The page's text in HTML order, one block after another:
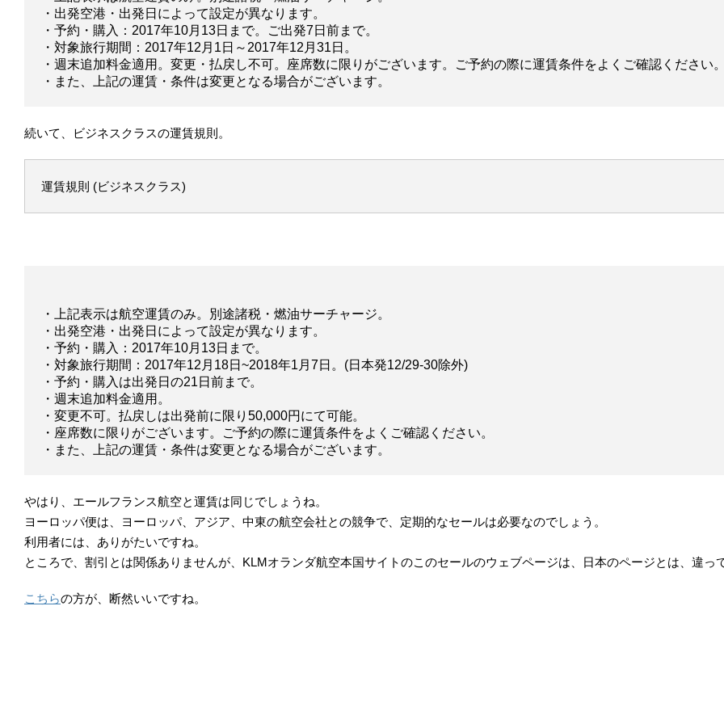
・出発空港・出発日によって設定が異なります。
・予約・購入：2017年10月13日まで。ご出発7日前まで。
・対象旅行期間：2017年12月1日～2017年12月31日。
・週末追加料金適用。変更・払戻し不可。座席数に限りがございます。ご予約の際に運賃条件をよくご確認ください
・また、上記の運賃・条件は変更となる場合がございます。
続いて、ビジネスクラスの運賃規則。
運賃規則 (ビジネスクラス)
・上記表示は航空運賃のみ。別途諸税・燃油サーチャージ。
・出発空港・出発日によって設定が異なります。
・予約・購入：2017年10月13日まで。
・対象旅行期間：2017年12月18日~2018年1月7日。(日本発12/29-30除外)
・予約・購入は出発日の21日前まで。
・週末追加料金適用。
・変更不可。払戻しは出発前に限り50,000円にて可能。
・座席数に限りがございます。ご予約の際に運賃条件をよくご確認ください。
・また、上記の運賃・条件は変更となる場合がございます。
やはり、エールフランス航空と運賃は同じでしょうね。
ヨーロッパ便は、ヨーロッパ、アジア、中東の航空会社との競争で、定期的なセールは必要なのでしょう。
利用者には、ありがたいですね。
ところで、割引とは関係ありませんが、KLMオランダ航空本国サイトのこのセールのウェブページは、日本のページとは、違っ
こちらの方が、断然いいですね。